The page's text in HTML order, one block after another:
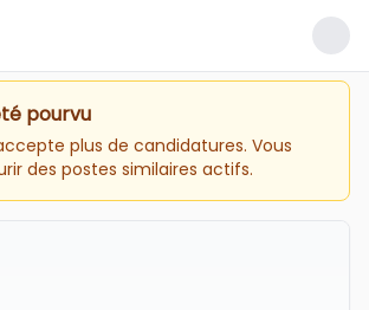
pourvu
plus de candidatures. Vous
des postes similaires actifs.